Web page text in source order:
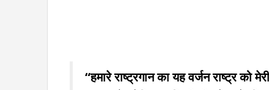
“हमारे राष्ट्रगान का यह वर्जन राष्ट्र को